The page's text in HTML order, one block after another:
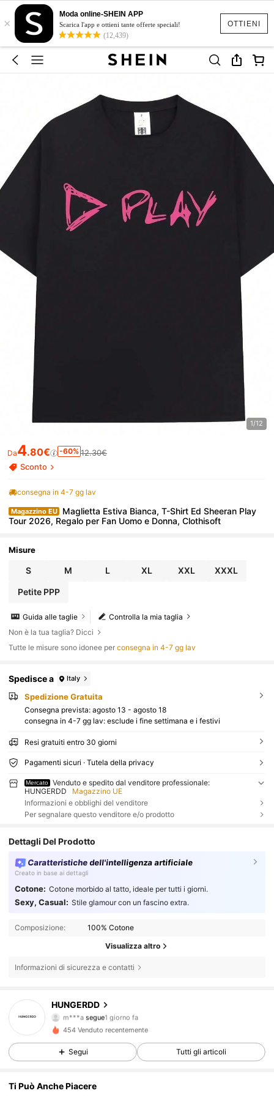
OTTIENI
×
Moda online-SHEIN APP
Scarica l'app e ottieni tante offerte speciali!
(12,439)
1/12
Da4.80€ -60% 12.30€
Sconto
consegna in 4-7 gg lav
Magazzino EU
Maglietta Estiva Bianca, T-Shirt Ed Sheeran Play
Tour 2026, Regalo per Fan Uomo e Donna, Clothisoft
Misure
S M L XL XXL XXXL
Petite PPP
Controlla la mia taglia
Guida alle taglie
Non è la tua taglia? Dicci
Tutte le misure sono idonee perconsegna in 4-7 gg lav
Spedisce a Italy
Spedizione Gratuita
Consegna prevista: agosto 13 - agosto 18
consegna in 4-7 gg lav: esclude i fine settimana e i festivi
Resi gratuiti entro 30 giorni
Pagamenti sicuri · Tutela della privacy
Mercato
Venduto e spedito dal venditore professionale:
HUNGERDD
Magazzino UE
Informazioni e obblighi del venditore
Per segnalare questo venditore e/o prodotto
Dettagli Del Prodotto
Caratteristiche dell'intelligenza artificiale
Creato in base ai dettagli
Cotone: Cotone morbido al tatto, ideale per tutti i giorni.
Sexy, Casual: Stile glamour con un fascino extra.
Composizione: 100% Cotone
Visualizza altro
Informazioni di sicurezza e contatti
HUNGERDD
4.83
5 Follower
m***asegue1 giorno fa
4.83
5 Follower
4.83 5 Follower
4.83 5 Follower
454 Venduto recentemente
Segui Tutti gli articoli
Ti Può Anche Piacere